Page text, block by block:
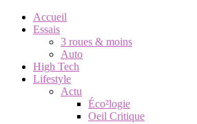
Accueil
Essais
3 roues & moins
Auto
High Tech
Lifestyle
Actu
Éco²logie
Oeil Critique